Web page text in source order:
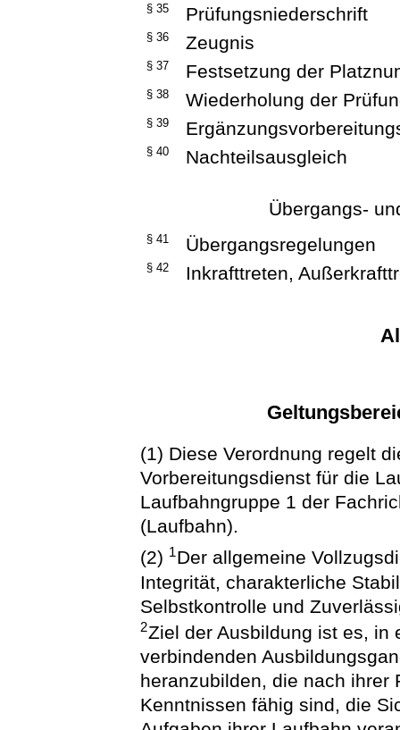
§ 35 Prüfungsniederschrift
§ 36 Zeugnis
§ 37 Festsetzung der
§ 38 Wiederholung der
§ 39
§ 40 Nachteilsausgleich
Übergangs-
§ 41 Übergangsregelungen
§ 42 Inkrafttreten,
(1) Diese Verordnung regelt
Vorbereitungsdienst für die
Laufbahngruppe 1 der
(Laufbahn).
(2) 1Der allgemeine
Integrität, charakterliche
Selbstkontrolle und
2Ziel der Ausbildung ist es, in
verbindenden
heranzubilden, die nach ihrer
Kenntnissen fähig sind, die